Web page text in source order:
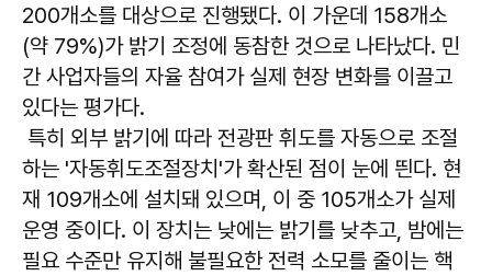
200개소를 대상으로 진행됐다. 이 가운데 158개소
(약 79%)가 밝기 조정에 동참한 것으로 나타났다. 민
간 사업자들의 자율 참여가 실제 현장 변화를 이끌고
있다는 평가다.
특히 외부 밝기에 따라 전광판 휘도를 자동으로 조절
하는 '자동휘도조절장치'가 확산된 점이 눈에 띈다. 현
재 109개소에 설치돼 있으며, 이 중 105개소가 실제
운영 중이다. 이 장치는 낮에는 밝기를 낮추고, 밤에는
필요 수준만 유지해 불필요한 전력 소모를 줄이는 핵